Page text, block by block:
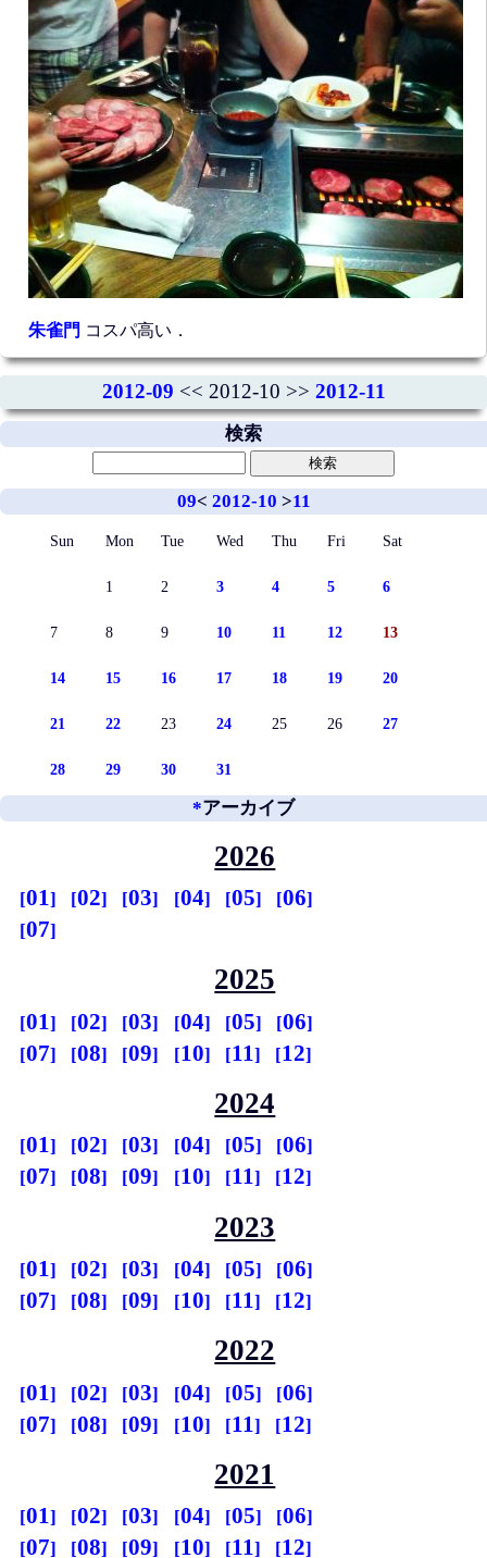
朱雀門 コスパ高い．
2012-09 << 2012-10 >> 2012-11
検索
09< 2012-10 >11
Sun Mon Tue Wed Thu Fri Sat
1 2 3 4 5 6
7 8 9 10 11 12 13
14 15 16 17 18 19 20
21 22 23 24 25 26 27
28 29 30 31
*アーカイブ
2026
01 02 03 04 05
06
07
2025
01 02 03 04 05
06
07
08 09 10 11 12
2024
01 02 03 04 05
06
07
08 09 10 11 12
2023
01 02 03 04 05
06
07
08 09 10 11 12
2022
01 02 03 04 05
06
07
08 09 10 11 12
2021
01 02 03 04 05
06
07
08 09 10 11 12